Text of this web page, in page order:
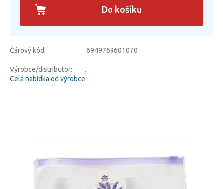
Do košíku
Čárový kód: 6949769601070
Výrobce/distributor:
.
Celá nabídka od výrobce